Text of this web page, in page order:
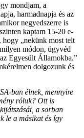
mondjam, a
harmadnapja és az
negyedszerre is
kaptam 15-20 e-
hogy „nekünk most telt
módon, ügyvéd
Egyesült Államokba.”
dolgozunk és
ban élnek, mennyire
róluk? Ott is
a sorban
le a másikat és így